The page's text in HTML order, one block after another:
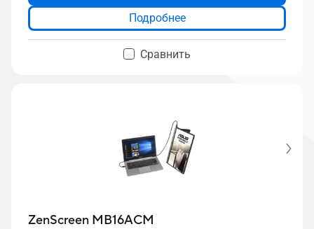
Подробнее
Сравнить
ZenScreen MB16ACM